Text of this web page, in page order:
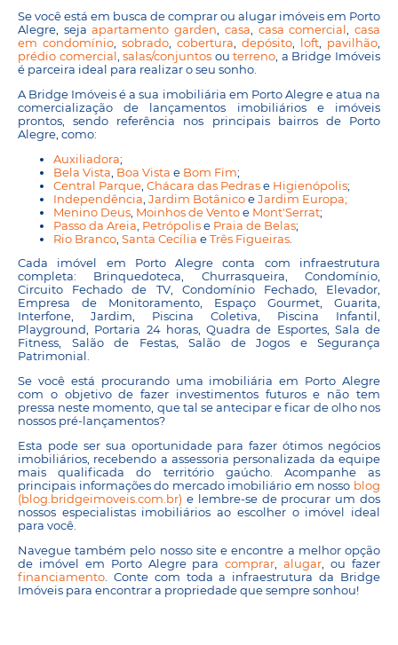
Se você está em busca de comprar ou alugar imóveis em Porto
Alegre, sejaapartamento garden, casa, casa comercial,casa
em condomínio, sobrado, cobertura, depósito, loft, pavilhão,
prédio comercial ,salas/conjuntos outerreno, a Bridge Imóveis
é parceira ideal para realizar o seu sonho.
A Bridge Imóveis é a sua imobiliária em Porto Alegre e atua na
comercialização de lançamentos imobiliários e imóveis
prontos, sendo referência nos principais bairros de Porto
Alegre, como:
Auxiliadora;
Bela Vista Boa Vista e Bom Fim;
Central Parque Chácara das Pedras e Higienópolis;
Independência Jardim Botânico e Jardim Europa;
Menino Deus Moinhos de Vento e Mont'Serrat;
Passo da Areia Petrópolis e Praia de Belas;
Rio Branco Santa Cecília e Três Figueiras
Cada imóvel em Porto Alegre conta com infraestrutura
completa: Brinquedoteca, Churrasqueira, Condomínio,
Circuito Fechado de TV, Condomínio Fechado, Elevador,
Empresa de Monitoramento, Espaço Gourmet, Guarita,
Interfone, Jardim, Piscina Coletiva, Piscina Infantil,
Playground, Portaria 24 horas, Quadra de Esportes, Sala de
Fitness, Salão de Festas, Salão de Jogos e Segurança
Patrimonial.
Se você está procurando uma imobiliária em Porto Alegre
com o objetivo de fazer investimentos futuros e não tem
pressa neste momento, que tal se antecipar e ficar de olho nos
nossos pré-lançamentos?
Esta pode ser sua oportunidade para fazer ótimos negócios
imobiliários, recebendo a assessoria personalizada da equipe
mais qualificada do território gaúcho. Acompanhe as
principais informações do mercado imobiliário em nosso blog
(blog.bridgeimoveis.com.br) e lembre-se de procurar um dos
nossos especialistas imobiliários ao escolher o imóvel ideal
para você.
Navegue também pelo nosso site e encontre a melhor opção
de imóvel em Porto Alegre paracomprar ,alugar , ou fazer
financiamento . Conte com toda a infraestrutura da Bridge
Imóveis para encontrar a propriedade que sempre sonhou!